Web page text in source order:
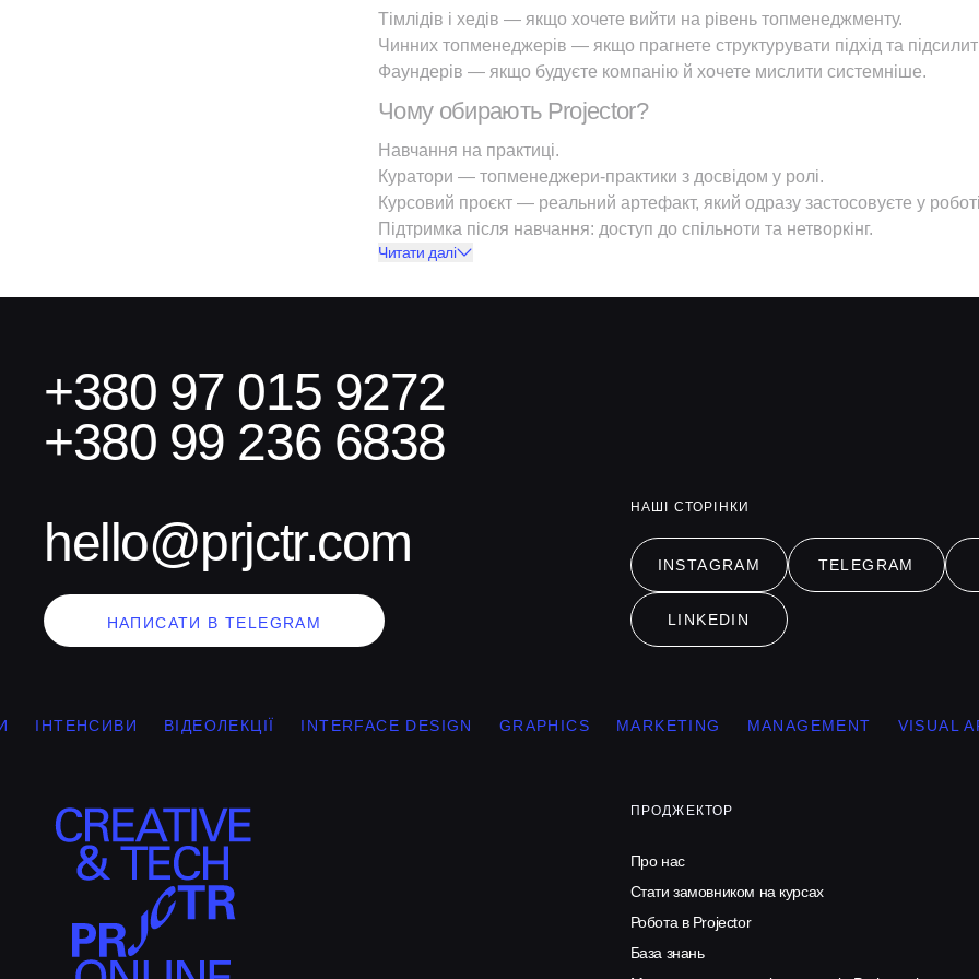
Тімлідів і хедів — якщо хочете вийти на рівень топменеджменту.
Чинних топменеджерів — якщо прагнете структурувати підхід та
Фаундерів — якщо будуєте компанію й хочете мислити системніше.
Чому обирають Projector?
Навчання на практиці.
Куратори — топменеджери-практики з досвідом у ролі.
Курсовий проєкт — реальний артефакт, який одразу застосовуєте у
Підтримка після навчання: доступ до спільноти та нетворкінг.
Читати далі
+380 97 015 9272
+380 99 236 6838
hello@prjctr.com
НАПИСАТИ В TELEGRAM
НАШІ СТОРІНКИ
INSTAGRAM TELEGRAM
LINKEDIN
ІНТЕНСИВИ ВІДЕОЛЕКЦІЇ INTERFACE DESIGN GRAPHICS MARKETING MANAGEMENT VISUAL ARTS
ПРОДЖЕКТОР
Про нас
Стати замовником на курсах
Робота в Projector
База знань